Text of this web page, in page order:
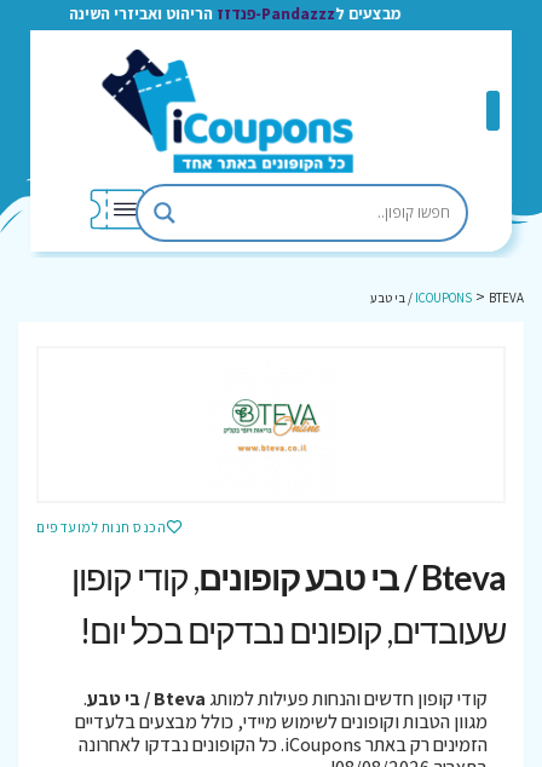
מבצעים לPandazzz-פנדזז הריהוט ואביזרי השינה
ICOUPONS > BTEVA / בי טבע
הכנס חנות למועדפים
Bteva / בי טבע קופונים
, קודי קופון
שעובדים, קופונים נבדקים בכל יום!
קודי קופון חדשים והנחות פעילות למותגBteva / בי טבע
.
מגוון הטבות וקופונים לשימוש מיידי, כולל מבצעים בלעדיים
הזמינים רק באתר iCoupons. כל הקופונים נבדקו לאחרונה